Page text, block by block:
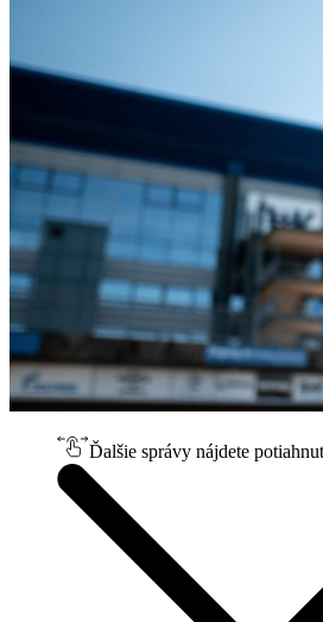
Ďalšie správy nájdete